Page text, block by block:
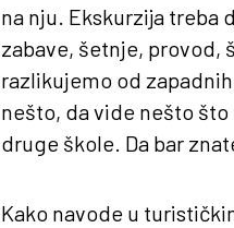
na nju. Ekskurzija treba
zabave, šetnje, provod,
razlikujemo od
nešto, da vide nešto
druge škole. Da bar
Kako navode u